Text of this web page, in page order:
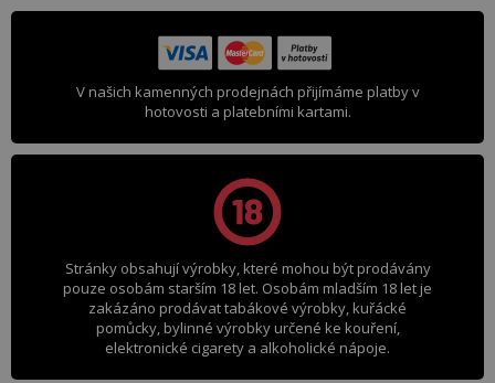
V našich kamenných prodejnách přijímáme platby v
hotovosti a platebními kartami.
Stránky obsahují výrobky, které mohou být prodávány
pouze osobám starším 18 let. Osobám mladším 18 let je
zakázáno prodávat tabákové výrobky, kuřácké
pomůcky, bylinné výrobky určené ke kouření,
elektronické cigarety a alkoholické nápoje.